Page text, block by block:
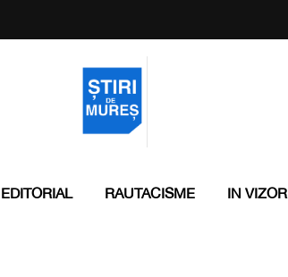
EDITORIAL RAUTACISME IN VIZOR